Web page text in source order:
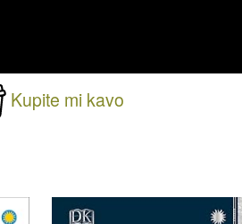
Kupite mi kavo